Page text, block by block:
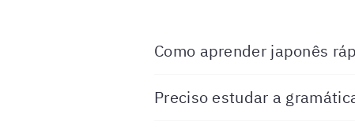
Como aprender japonês
Preciso estudar a